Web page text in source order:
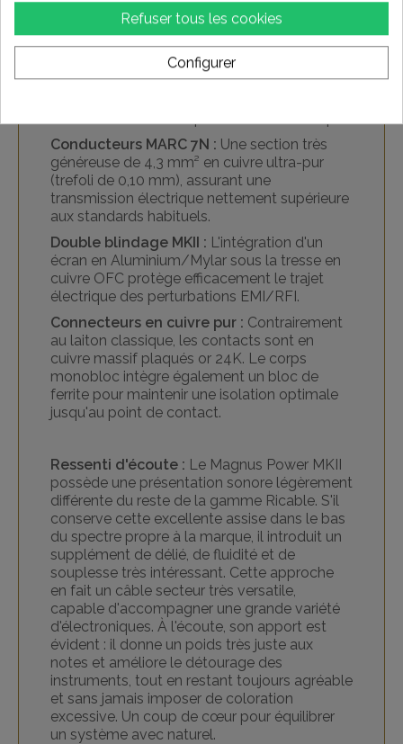
Le soin apporté à l'alimentation électrique est
fondamental pour permettre à vos
électroniques de s'exprimer pleinement. Le
Ricable Magnus Power MKII a été conçu pour
fournir une énergie propre et stable, en
Conducteurs MARC 7N : Une section très
généreuse de 4,3 mm² en cuivre ultra-pur
(trefoli de 0,10 mm), assurant une
transmission électrique nettement supérieure
aux standards habituels.
Double blindage MKII : L'intégration d'un
écran en Aluminium/Mylar sous la tresse en
cuivre OFC protège efficacement le trajet
électrique des perturbations EMI/RFI.
Connecteurs en cuivre pur : Contrairement
au laiton classique, les contacts sont en
cuivre massif plaqués or 24K. Le corps
monobloc intègre également un bloc de
ferrite pour maintenir une isolation optimale
jusqu'au point de contact.
Ressenti d'écoute : Le Magnus Power MKII
possède une présentation sonore légèrement
différente du reste de la gamme Ricable. S'il
conserve cette excellente assise dans le bas
du spectre propre à la marque, il introduit un
supplément de délié, de fluidité et de
souplesse très intéressant. Cette approche
en fait un câble secteur très versatile,
capable d'accompagner une grande variété
d'électroniques. À l'écoute, son apport est
évident : il donne un poids très juste aux
notes et améliore le détourage des
instruments, tout en restant toujours agréable
et sans jamais imposer de coloration
excessive. Un coup de cœur pour équilibrer
un système avec naturel.
Refuser tous les cookies
Configurer